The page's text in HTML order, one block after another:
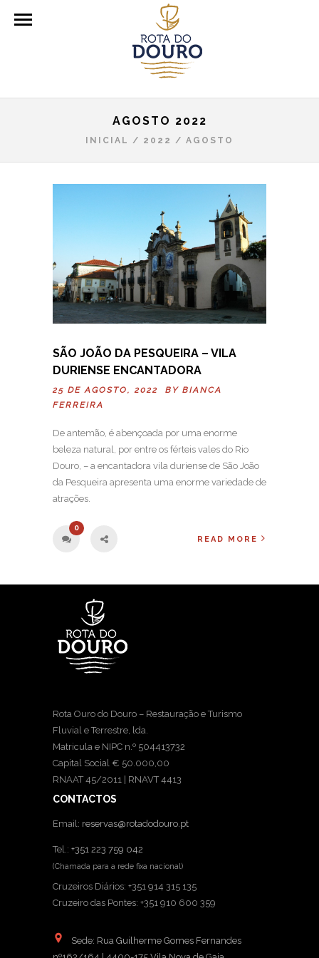
AGOSTO 2022
INICIAL / 2022 / AGOSTO
SÃO JOÃO DA PESQUEIRA – VILA
DURIENSE ENCANTADORA
25 DE AGOSTO, 2022 BY BIANCA
FERREIRA
De antemão, é abençoada por uma enorme
beleza natural, por entre os férteis vales do Rio
Douro, – a encantadora vila duriense de São João
da Pesqueira apresenta uma enorme variedade de
atrações.
0
READ MORE
Rota Ouro do Douro – Restauração e Turismo
Fluvial e Terrestre, lda.
Matricula e NIPC n.º 504413732
Capital Social € 50.000,00
RNAAT 45/2011 | RNAVT 4413
CONTACTOS
Email: reservas@rotadodouro.pt
Tel.: +351 223 759 042
(Chamada para a rede fixa nacional)
Cruzeiros Diários: +351 914 315 135
Cruzeiro das Pontes: +351 910 600 359
Sede: Rua Guilherme Gomes Fernandes